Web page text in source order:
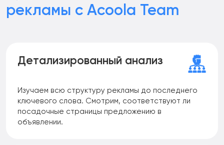
рекламы с Acoola Team
Детализированный анализ
Изучаем всю структуру рекламы до последнего
ключевого слова. Смотрим, соответствуют ли
посадочные страницы предложению в
объявлении.